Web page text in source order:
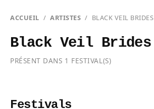
ACCUEIL / ARTISTES / BLACK VEIL BRIDES
Black Veil Brides
PRÉSENT DANS 1 FESTIVAL(S)
Festivals